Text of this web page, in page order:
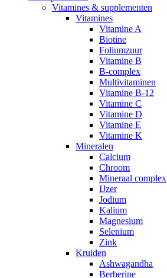
Vitamines & supplementen
Vitamines
Vitamine A
Biotine
Foliumzuur
Vitamine B
B-complex
Multivitaminen
Vitamine B-12
Vitamine C
Vitamine D
Vitamine E
Vitamine K
Mineralen
Calcium
Chroom
Mineraal complex
IJzer
Jodium
Kalium
Magnesium
Selenium
Zink
Kruiden
Ashwagandha
Berberine